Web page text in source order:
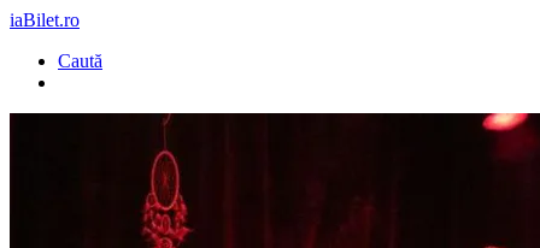
iaBilet.ro
Caută